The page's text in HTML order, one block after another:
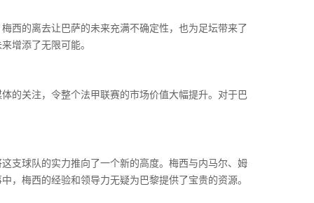
西的离去让巴萨的未来充满不确定性，也为足坛带来了
增添了无限可能。
的关注，令整个法甲联赛的市场价值大幅提升。对于巴
支球队的实力推向了一个新的高度。梅西与内马尔、姆
，梅西的经验和领导力无疑为巴黎提供了宝贵的资源。